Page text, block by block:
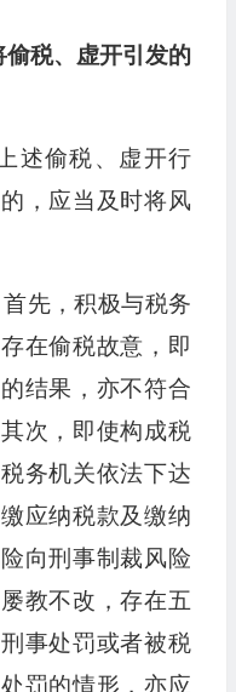
税、虚开引发的
偷税、虚开行
，应当及时将风
先，积极与税务
在偷税故意，即
结果，亦不符合
次，即使构成税
务机关依法下达
应纳税款及缴纳
向刑事制裁风险
教不改，存在五
事处罚或者被税
罚的情形，亦应